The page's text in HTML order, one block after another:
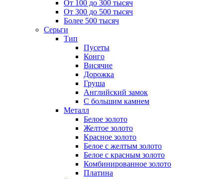
От 100 до 300 тысяч
От 300 до 500 тысяч
Более 500 тысяч
Серьги
Тип
Пусеты
Конго
Висячие
Дорожка
Груша
Английский замок
С большим камнем
Металл
Белое золото
Желтое золото
Красное золото
Белое с желтым золото
Белое с красным золото
Комбинированное золото
Платина